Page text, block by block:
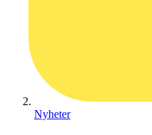
Nyheter